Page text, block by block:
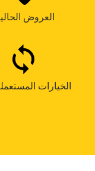
العروض
الخيارات